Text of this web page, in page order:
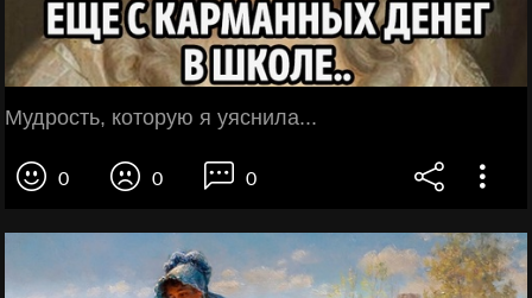
Мудрость, которую я уяснила...
0 0 0